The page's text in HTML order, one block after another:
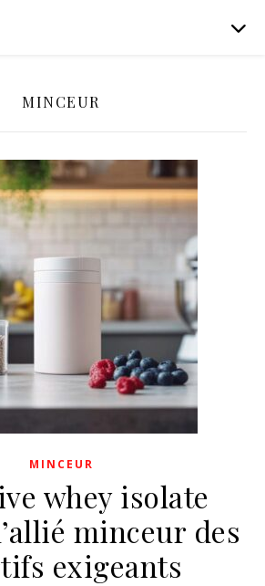
MINCEUR
MINCEUR
whey isolate
minceur des
exigeants